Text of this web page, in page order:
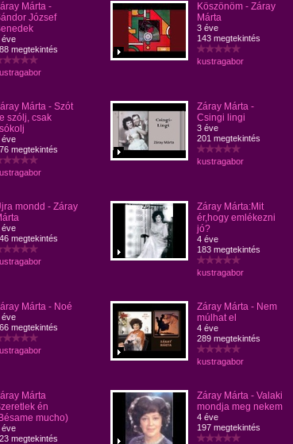
Márta -
József
éve
megtekintés
Köszönöm - Záray
Márta
3 éve
143 megtekintés
kustragabor
Márta - Szót
szólj, csak
éve
megtekintés
Záray Márta -
Csingi lingi
3 éve
201 megtekintés
kustragabor
mondd - Záray
éve
megtekintés
Záray Márta:Mit
ér,hogy emlékezni
jó?
4 éve
183 megtekintés
kustragabor
Márta - Noé
éve
megtekintés
Záray Márta - Nem
múlhat el
4 éve
289 megtekintés
kustragabor
Márta
én
mucho)
éve
megtekintés
Záray Márta - Valaki
mondja meg nekem
4 éve
197 megtekintés